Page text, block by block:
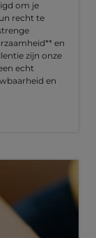
om je
recht te
en
zijn onze
echt
en